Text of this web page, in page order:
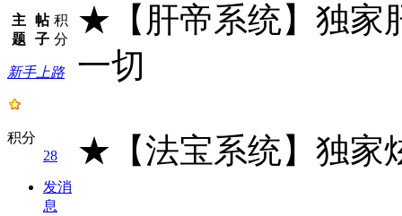
主
题
帖
子
积
分
新手上路
积分
28
发消
息
★【肝帝系统】独家
一切
★【法宝系统】独家